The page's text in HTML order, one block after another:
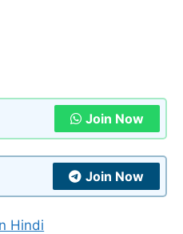
Join Now
Join Now
Hindi